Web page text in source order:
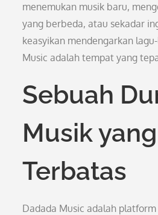
menemukan musik baru,
yang berbeda, atau sekadar
keasyikan mendengarkan
Music adalah tempat yang
Sebuah
Musik
Terbatas
Dadada Music adalah